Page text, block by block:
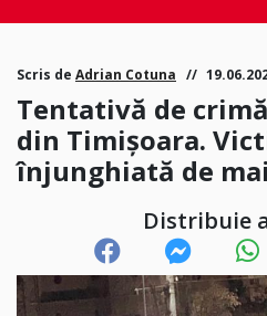
Scris de Adrian Cotuna
Tentativă de
din Timișoara.
înjunghiată de
Distribuie